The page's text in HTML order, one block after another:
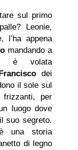
sul primo
Leonie,
l’ha appena
mandando a
è volata
dei
il sole sul
per
luogo dove
suo segreto.
una storia
di legno